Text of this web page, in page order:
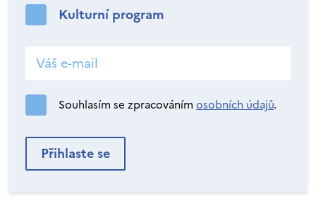
Kulturní program
Souhlasím se zpracováním osobních údajů.